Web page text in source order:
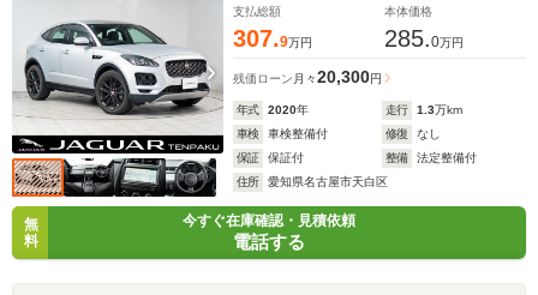
支払総額
307.9万円
本体価格
285.0万円
残価ローン 月々20,300円
年式 2020年 走行 1.3万km
車検
車検整備付 修復
なし
保証
保証付 整備
法定整備付
住所
愛知県名古屋市天白区
無
料
今すぐ在庫確認・見積依頼
電話する